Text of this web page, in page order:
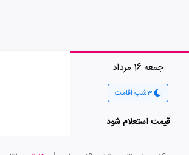
جمعه 16 مرداد
3شب اقامت
قیمت استعلام شود